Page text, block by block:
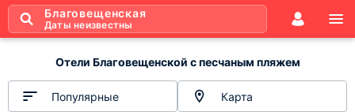
Благовещенская
Даты неизвестны
Отели Благовещенской с песчаным пляжем
Популярные Карта